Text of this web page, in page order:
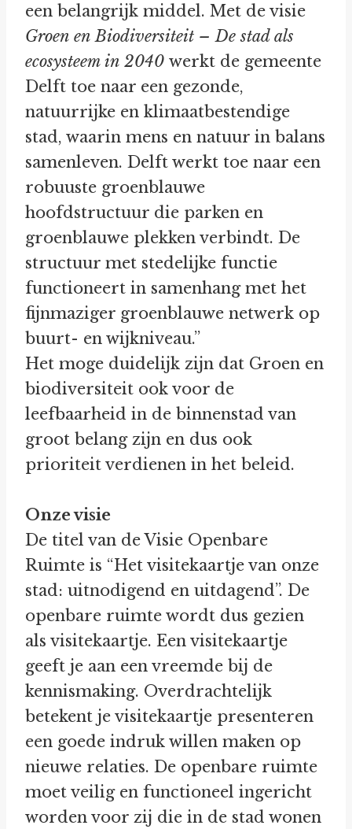
een belangrijk middel. Met de visie
Groen en Biodiversiteit – De stad als
ecosysteem in 2040 werkt de gemeente
Delft toe naar een gezonde,
natuurrijke en klimaatbestendige
stad, waarin mens en natuur in balans
samenleven. Delft werkt toe naar een
robuuste groenblauwe
hoofdstructuur die parken en
groenblauwe plekken verbindt. De
structuur met stedelijke functie
functioneert in samenhang met het
fijnmaziger groenblauwe netwerk op
buurt- en wijkniveau.”
Het moge duidelijk zijn dat Groen en
biodiversiteit ook voor de
leefbaarheid in de binnenstad van
groot belang zijn en dus ook
prioriteit verdienen in het beleid.
Onze visie
De titel van de Visie Openbare
Ruimte is “Het visitekaartje van onze
stad: uitnodigend en uitdagend”. De
openbare ruimte wordt dus gezien
als visitekaartje. Een visitekaartje
geeft je aan een vreemde bij de
kennismaking. Overdrachtelijk
betekent je visitekaartje presenteren
een goede indruk willen maken op
nieuwe relaties. De openbare ruimte
moet veilig en functioneel ingericht
worden voor zij die in de stad wonen